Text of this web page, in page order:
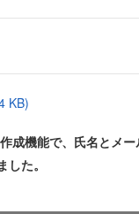
KB)
機能で、氏名とメ
た。